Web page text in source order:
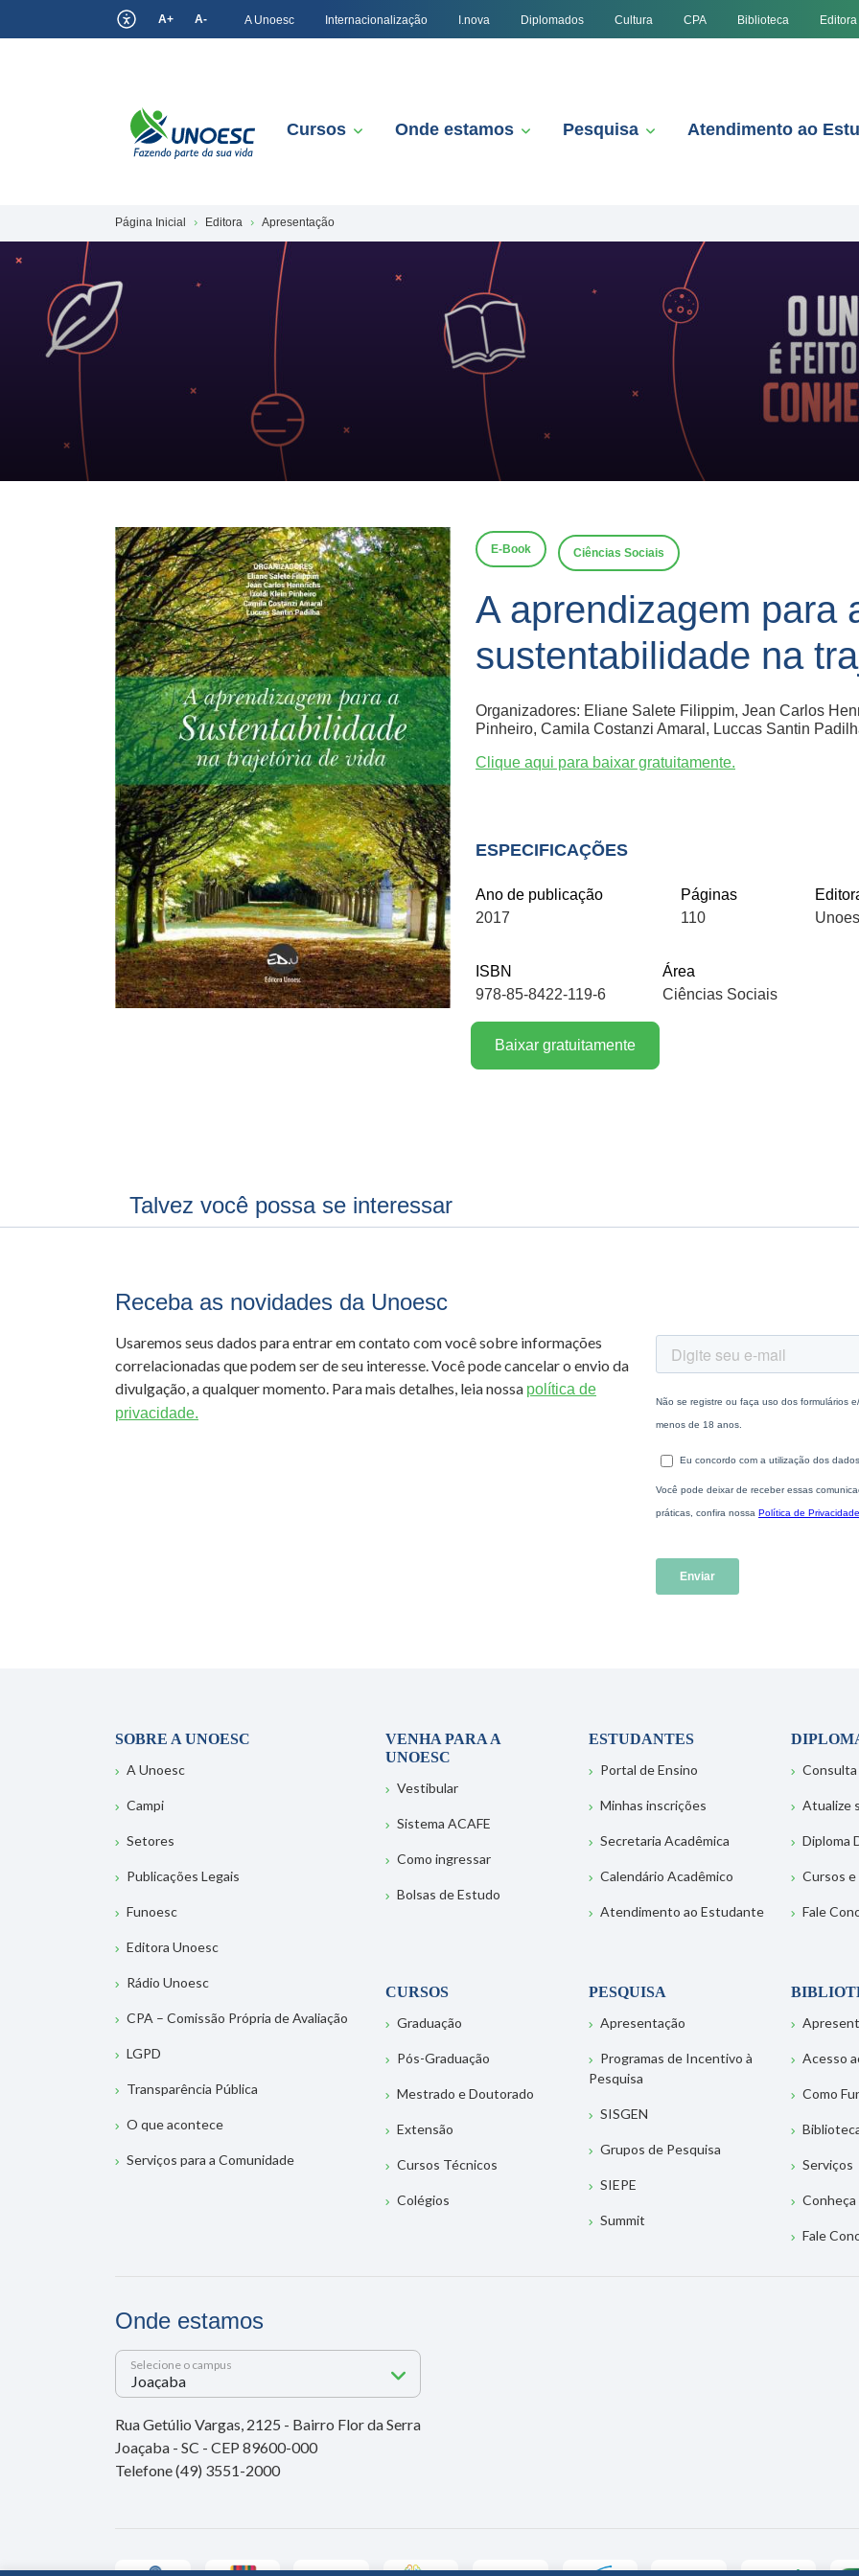
A+ A- A Unoesc Internacionalização I.nova Diplomados Cultura CPA Biblioteca Editora
Cursos Onde estamos Pesquisa Atendimento ao
Página Inicial Editora Apresentação
E-Book Ciências Sociais
A aprendizagem para
sustentabilidade na
Organizadores: Eliane Salete Filippim, Jean Carlos
Pinheiro, Camila Costanzi Amaral, Luccas Santin
Clique aqui para baixar gratuitamente.
ESPECIFICAÇÕES
Ano de publicação
2017
Páginas
110
ISBN
978-85-8422-119-6
Área
Ciências Sociais
Baixar gratuitamente
Talvez você possa se interessar
Receba as novidades da Unoesc
Usaremos seus dados para entrar em contato com você sobre informações
correlacionadas que podem ser de seu interesse. Você pode cancelar o envio da
divulgação, a qualquer momento. Para mais detalhes, leia nossa política de
privacidade.
SOBRE A UNOESC
A Unoesc
Campi
Setores
Publicações Legais
Funoesc
Editora Unoesc
Rádio Unoesc
CPA – Comissão Própria de Avaliação
LGPD
Transparência Pública
O que acontece
Serviços para a Comunidade
VENHA PARA A
UNOESC
Vestibular
Sistema ACAFE
Como ingressar
Bolsas de Estudo
ESTUDANTES
Portal de Ensino
Minhas inscrições
Secretaria Acadêmica
Calendário Acadêmico
Atendimento ao Estudante
Consulta
Atualize
Diploma
Cursos
Fale
CURSOS
Graduação
Pós-Graduação
Mestrado e Doutorado
Extensão
Cursos Técnicos
Colégios
PESQUISA
Apresentação
Programas de Incentivo à
Pesquisa
SISGEN
Grupos de Pesquisa
SIEPE
Summit
Acesso
Como
Serviços
Fale
Onde estamos
Selecione o campus
Rua Getúlio Vargas, 2125 - Bairro Flor da Serra
Joaçaba - SC - CEP 89600-000
Telefone (49) 3551-2000